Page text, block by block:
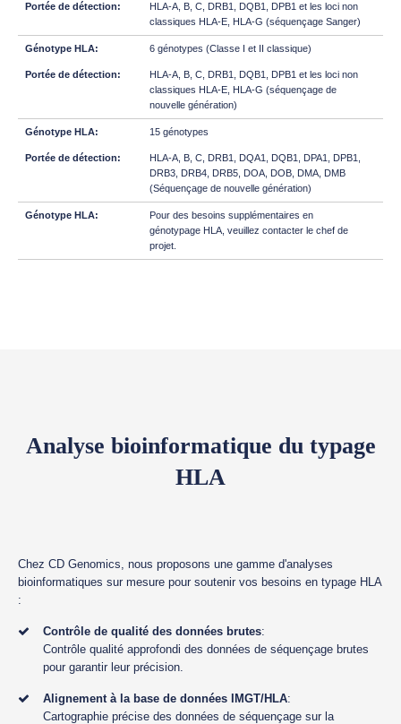
HLA-A, B, C, DRB1, DQB1, DPB1 et les loci non
classiques HLA-E, HLA-G (séquençage Sanger)
6 génotypes (Classe I et II classique)
HLA-A, B, C, DRB1, DQB1, DPB1 et les loci non
classiques HLA-E, HLA-G (séquençage de
nouvelle génération)
15 génotypes
HLA-A, B, C, DRB1, DQA1, DQB1, DPA1, DPB1,
DRB3, DRB4, DRB5, DOA, DOB, DMA, DMB
(Séquençage de nouvelle génération)
Pour des besoins supplémentaires en
génotypage HLA, veuillez contacter le chef de
projet.
Analyse bioinformatique du typage
HLA
Chez CD Genomics, nous proposons une gamme d'analyses
bioinformatiques sur mesure pour soutenir vos besoins en typage HLA
:
Contrôle de qualité des données brutes:
Contrôle qualité approfondi des données de séquençage brutes
pour garantir leur précision.
Alignement à la base de données IMGT/HLA:
Cartographie précise des données de séquençage sur la